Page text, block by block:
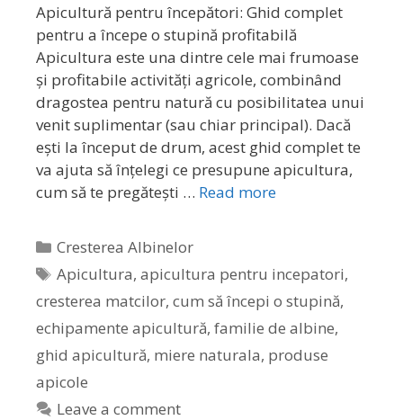
Apicultură pentru începători: Ghid complet
pentru a începe o stupină profitabilă
Apicultura este una dintre cele mai frumoase
și profitabile activități agricole, combinând
dragostea pentru natură cu posibilitatea unui
venit suplimentar (sau chiar principal). Dacă
ești la început de drum, acest ghid complet te
va ajuta să înțelegi ce presupune apicultura,
cum să te pregătești … Read more
Cresterea Albinelor
Apicultura,apicultura pentru incepatori,
cresterea matcilor, cum să începi o stupină,
echipamente apicultură, familie de albine,
ghid apicultură, miere naturala, produse
apicole
Leave a comment